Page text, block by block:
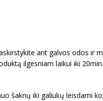
ant galvos odos ir
ilgesniam laikui iki
šaknų iki galiukų leisdami